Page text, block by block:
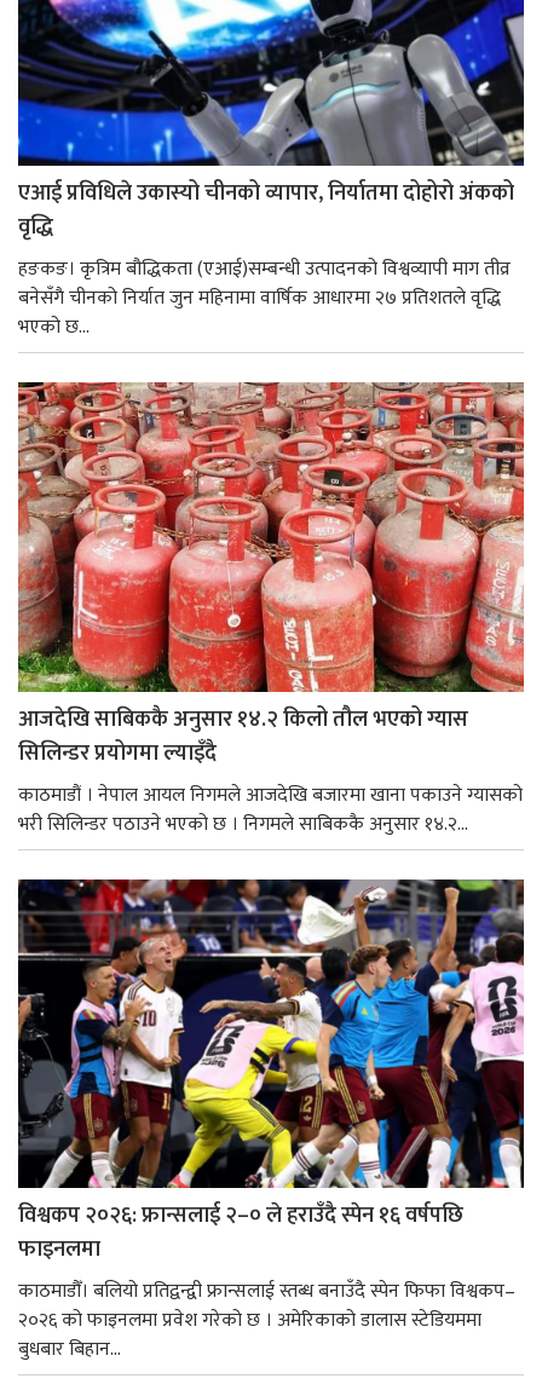
एआई प्रविधिले उकास्यो चीनको व्यापार, निर्यातमा दोहोरो अंकको
वृद्धि
हङकङ। कृत्रिम बौद्धिकता (एआई)सम्बन्धी उत्पादनको विश्वव्यापी माग तीव्र
बनेसँगै चीनको निर्यात जुन महिनामा वार्षिक आधारमा २७ प्रतिशतले वृद्धि
भएको छ...
आजदेखि साबिककै अनुसार १४.२ किलो तौल भएको ग्यास
सिलिन्डर प्रयोगमा ल्याइँदै
काठमाडौं । नेपाल आयल निगमले आजदेखि बजारमा खाना पकाउने ग्यासको
भरी सिलिन्डर पठाउने भएको छ । निगमले साबिककै अनुसार १४.२...
विश्वकप २०२६: फ्रान्सलाई २–० ले हराउँदै स्पेन १६ वर्षपछि
फाइनलमा
काठमाडौँ। बलियो प्रतिद्वन्द्वी फ्रान्सलाई स्तब्ध बनाउँदै स्पेन फिफा विश्वकप–
२०२६ को फाइनलमा प्रवेश गरेको छ । अमेरिकाको डालास स्टेडियममा
बुधबार बिहान...